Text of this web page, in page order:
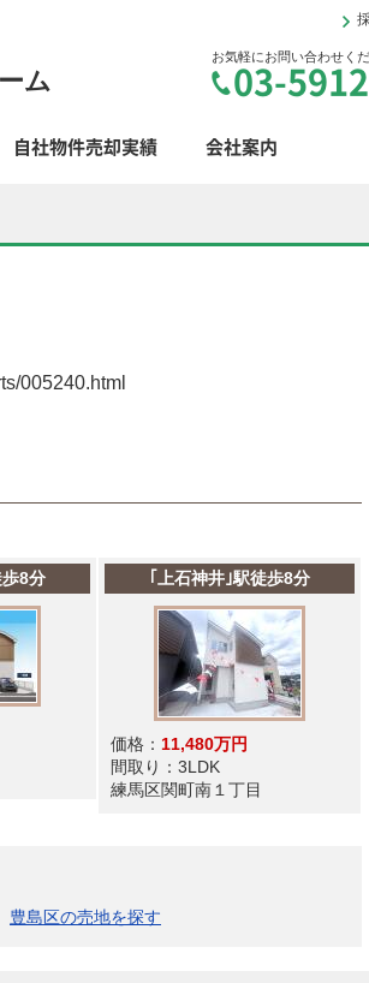
ム
お気軽にお問い合わせくだ
03-
自社物件売却実績 会社案内
005240.html
歩8分 ｢上石神井｣駅徒歩8分
価格： 11,480万円
間取り： 3LDK
練馬区関町南１丁目
豊島区の売地を探す